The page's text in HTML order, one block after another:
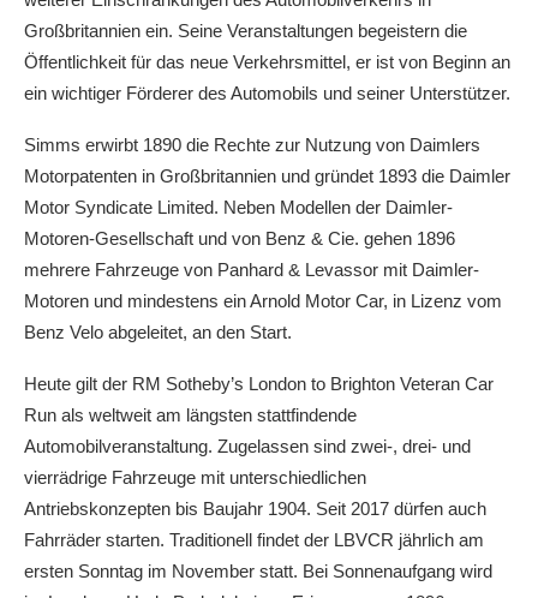
Großbritannien ein. Seine Veranstaltungen begeistern die
Öffentlichkeit für das neue Verkehrsmittel, er ist von Beginn an
ein wichtiger Förderer des Automobils und seiner Unterstützer.
Simms erwirbt 1890 die Rechte zur Nutzung von Daimlers
Motorpatenten in Großbritannien und gründet 1893 die Daimler
Motor Syndicate Limited. Neben Modellen der Daimler-
Motoren-Gesellschaft und von Benz & Cie. gehen 1896
mehrere Fahrzeuge von Panhard & Levassor mit Daimler-
Motoren und mindestens ein Arnold Motor Car, in Lizenz vom
Benz Velo abgeleitet, an den Start.
Heute gilt der RM Sotheby’s London to Brighton Veteran Car
Run als weltweit am längsten stattfindende
Automobilveranstaltung. Zugelassen sind zwei-, drei- und
vierrädrige Fahrzeuge mit unterschiedlichen
Antriebskonzepten bis Baujahr 1904. Seit 2017 dürfen auch
Fahrräder starten. Traditionell findet der LBVCR jährlich am
ersten Sonntag im November statt. Bei Sonnenaufgang wird